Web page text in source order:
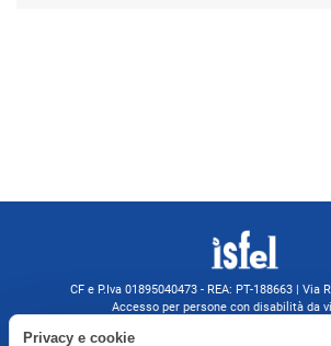
CF e P.Iva 01895040473 - REA: PT-188663 | Via
Accesso per persone con disabilità da
Privacy e cookie